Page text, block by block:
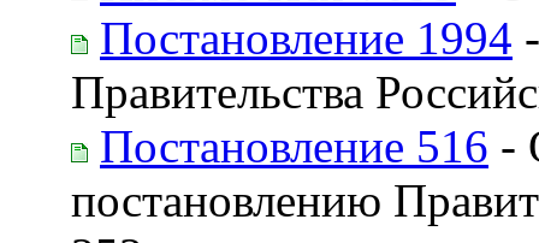
Постановление 1994
Правительства
Постановление 516 -
постановлению